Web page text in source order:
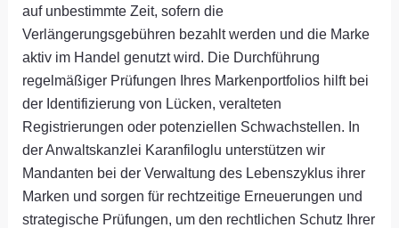
auf unbestimmte Zeit, sofern die
Verlängerungsgebühren bezahlt werden und die Marke
aktiv im Handel genutzt wird. Die Durchführung
regelmäßiger Prüfungen Ihres Markenportfolios hilft bei
der Identifizierung von Lücken, veralteten
Registrierungen oder potenziellen Schwachstellen. In
der Anwaltskanzlei Karanfiloglu unterstützen wir
Mandanten bei der Verwaltung des Lebenszyklus ihrer
Marken und sorgen für rechtzeitige Erneuerungen und
strategische Prüfungen, um den rechtlichen Schutz Ihrer